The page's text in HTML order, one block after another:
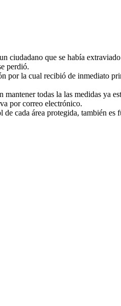
que se había
perdió.
por la cual recibió de inmediato
todas la las medidas ya
por correo electrónico.
cada área protegida, también